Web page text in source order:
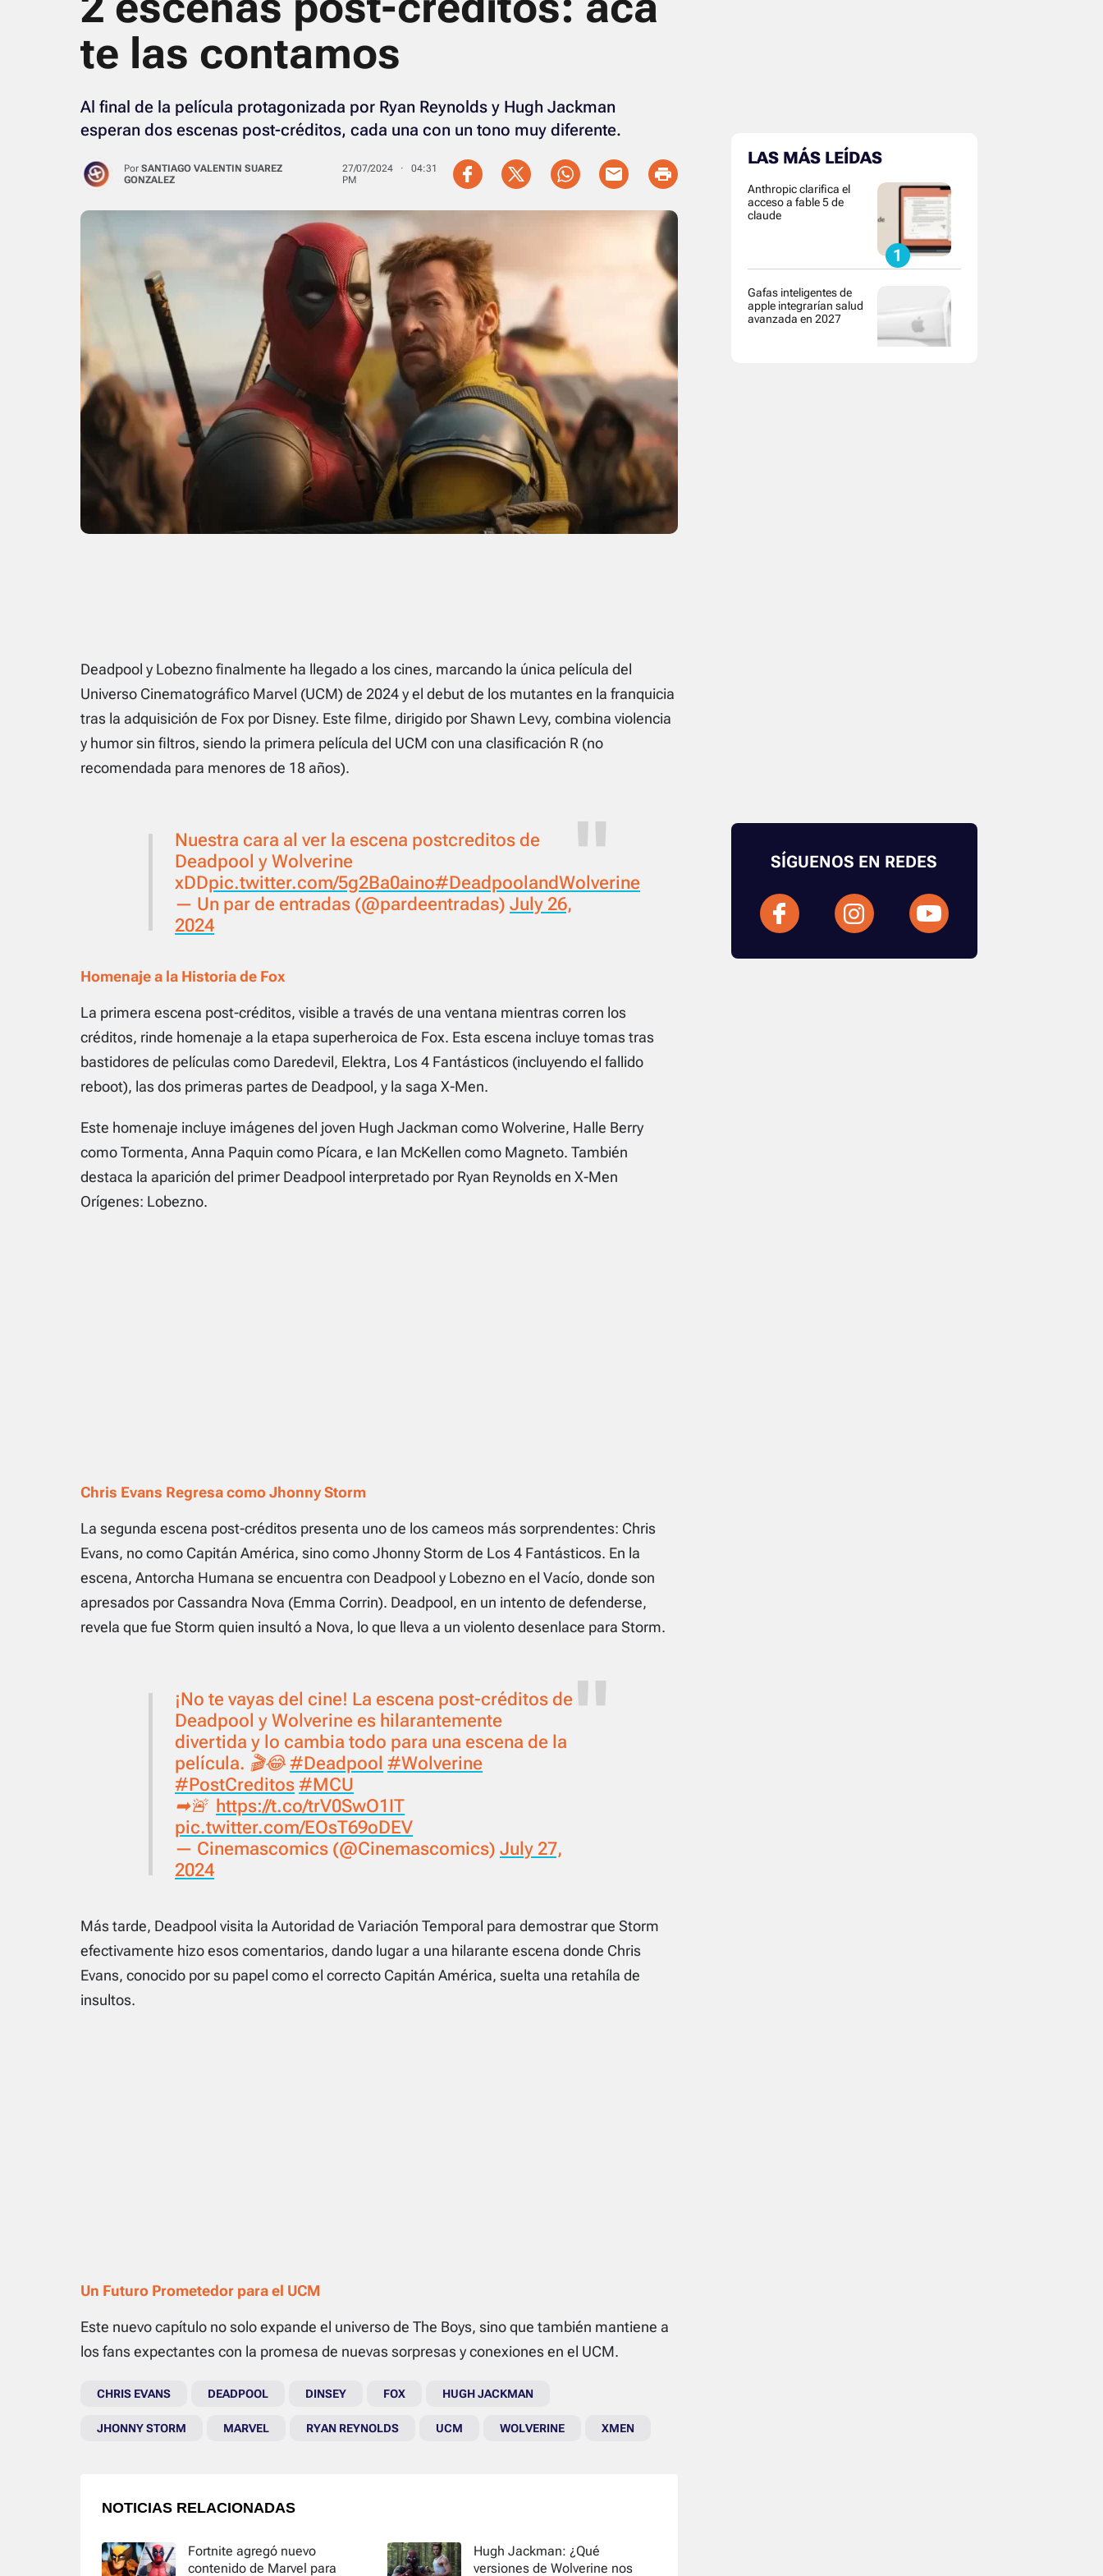
te las contamos
Al final de la película protagonizada por Ryan Reynolds y Hugh Jackman
esperan dos escenas post-créditos, cada una con un tono muy diferente.
PorSANTIAGO VALENTIN SUAREZ
GONZALEZ
27/07/2024 · 04:31
PM
Deadpool y Lobeznofinalmente ha llegado a los cines, marcando la única película del
Universo Cinematográfico Marvel (UCM) de 2024 y el debut de los mutantes en la franquicia
tras la adquisición de Fox por Disney. Este filme, dirigido por Shawn Levy, combina violencia
y humor sin filtros, siendo la primera película del UCM con una clasificación R (no
recomendada para menores de 18 años).
Nuestra cara al ver la escena postcreditos de
Deadpool y Wolverine
xDDpic.twitter.com/5g2Ba0aino#DeadpoolandWolverine
— Un par de entradas (@pardeentradas) July 26,
2024
Homenaje a la Historia de Fox
La primera escena post-créditos, visible a través de una ventana mientras corren los
créditos, rinde homenaje a la etapa superheroica de Fox. Esta escena incluye tomas tras
bastidores de películas como Daredevil, Elektra, Los 4 Fantásticos(incluyendo el fallido
reboot), las dos primeras partes de Deadpool, y la saga X-Men.
Este homenaje incluye imágenes del joven Hugh Jackman como Wolverine, Halle Berry
como Tormenta, Anna Paquin como Pícara, e Ian McKellen como Magneto. También
destaca la aparición del primer Deadpool interpretado por Ryan Reynolds en X-Men
Orígenes: Lobezno.
Chris Evans Regresa como Jhonny Storm
La segunda escena post-créditos presenta uno de los cameos más sorprendentes: Chris
Evans, no como Capitán América, sino como Jhonny Storm de Los 4 Fantásticos. En la
escena, Antorcha Humana se encuentra con Deadpool y Lobezno en el Vacío, donde son
apresados por Cassandra Nova (Emma Corrin). Deadpool, en un intento de defenderse,
revela que fue Storm quien insultó a Nova, lo que lleva a un violento desenlace para Storm.
¡No te vayas del cine! La escena post-créditos de
Deadpool y Wolverine es hilarantemente
divertida y lo cambia todo para una escena de la
película. 🎬😂 #Deadpool #Wolverine
#PostCreditos #MCU
➡🚨 https://t.co/trV0SwO1IT
pic.twitter.com/EOsT69oDEV
— Cinemascomics (@Cinemascomics) July 27,
2024
Más tarde, Deadpool visita la Autoridad de Variación Temporal para demostrar que Storm
efectivamente hizo esos comentarios, dando lugar a una hilarante escena donde Chris
Evans, conocido por su papel como el correcto Capitán América, suelta una retahíla de
insultos.
Un Futuro Prometedor para el UCM
Este nuevo capítulo no solo expande el universo de The Boys, sino que también mantiene a
los fans expectantes con la promesa de nuevas sorpresas y conexiones en el UCM.
CHRIS EVANS DEADPOOL DINSEY FOX HUGH JACKMAN
JHONNY STORM MARVEL RYAN REYNOLDS UCM WOLVERINE XMEN
NOTICIAS RELACIONADAS
Fortnite agregó nuevo
contenido de Marvel para
Hugh Jackman: ¿Qué
versiones de Wolverine nos
LAS MÁS LEÍDAS
Anthropic clarifica el
acceso a fable 5 de
claude
Gafas inteligentes de
apple integrarían salud
avanzada en 2027
SÍGUENOS EN REDES